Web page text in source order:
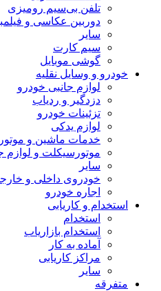
تلفن بی‌سیم رومیزی
دوربین عکاسی و
سایر
سیم کارت
گوشی موبایل
خودرو و وسایل نقلیه
لوازم جانبی خودرو
دزدگیر و ردیاب
تزئینات خودرو
لوازم یدکی
خدمات ماشین و موتور
موتورسیکلت و لوازم
سایر
خودروی داخلی و
اجاره خودرو
استخدام و کاریابی
استخدام
استخدام بازاریاب
آماده به کار
مراکز کاریابی
سایر
متفرقه